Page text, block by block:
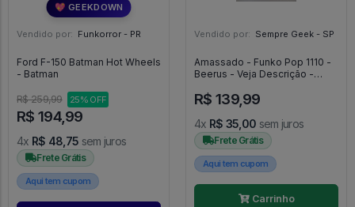
💖 GEEKDOWN
Vendido por: Funkorror - PR
Ford F-150 Batman Hot Wheels
- Batman
R$ 259,99 25% OFF
R$ 194,99
4x R$ 48,75 sem juros
Frete Grátis
Aqui tem cupom
Vendido por: Sempre Geek - SP
Amassado - Funko Pop 1110 -
Beerus - Veja Descrição -
R$ 139,99
4x R$ 35,00 sem juros
Frete Grátis
Aqui tem cupom
Carrinho